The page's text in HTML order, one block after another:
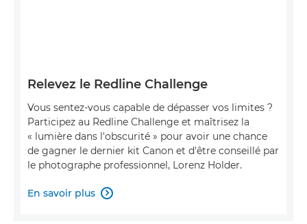
Relevez le Redline Challenge
Vous sentez-vous capable de dépasser vos limites ?
Participez au Redline Challenge et maîtrisez la
« lumière dans l'obscurité » pour avoir une chance
de gagner le dernier kit Canon et d'être conseillé par
le photographe professionnel, Lorenz Holder.
En savoir plus 